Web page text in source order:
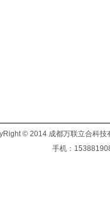
© 2014 成都万联立合科技
手机：